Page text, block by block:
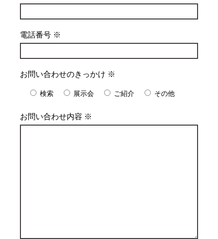
電話番号 ※
お問い合わせのきっかけ ※
検索 展示会 ご紹介 その他
お問い合わせ内容 ※